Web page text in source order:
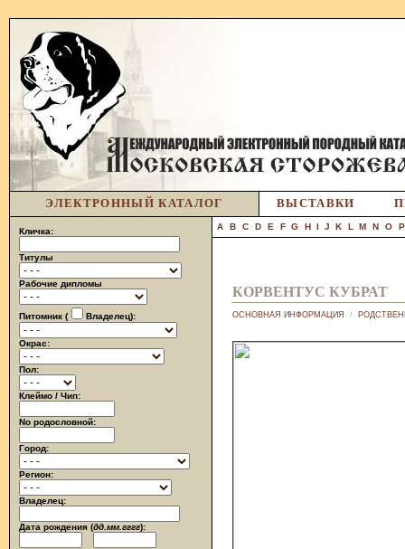
ЭЛЕКТРОННЫЙ КАТАЛОГ ВЫСТАВКИ
Кличка:
Титулы
Рабочие дипломы
Питомник ( Владелец):
Окрас:
Пол:
Клеймо / Чип:
No родословной:
Город:
Регион:
Владелец:
Дата рождения (дд.мм.гггг):
A B C D E F G H I J K L M N O P
КОРВЕНТУС КУБРАТ
ОСНОВНАЯ ИНФОРМАЦИЯ /